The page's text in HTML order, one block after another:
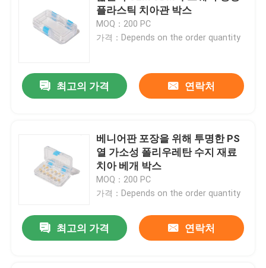
플라스틱 치아관 박스
MOQ：200 PC
가격：Depends on the order quantity
최고의 가격 연락처
베니어판 포장을 위해 투명한 PS
열 가소성 폴리우레탄 수지 재료
치아 베개 박스
MOQ：200 PC
가격：Depends on the order quantity
최고의 가격 연락처